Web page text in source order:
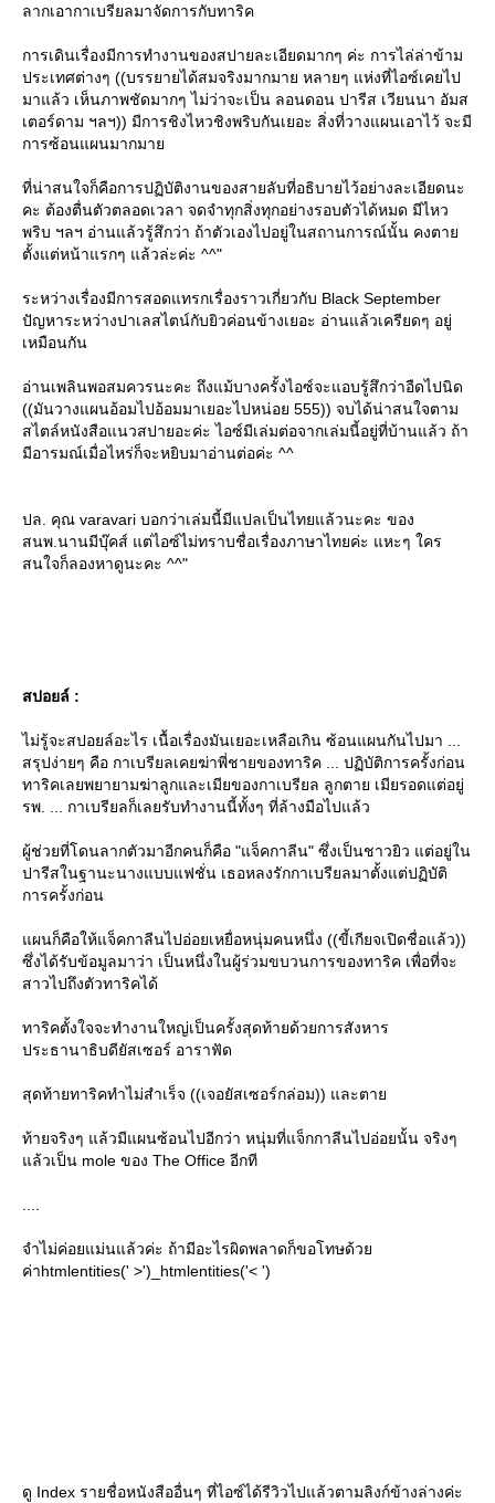
ลากเอากาเบรียลมาจัดการกับทาริค
การเดินเรื่องมีการทำงานของสปายละเอียดมากๆ ค่ะ การไล่ล่าข้าม
ประเทศต่างๆ ((บรรยายได้สมจริงมากมาย หลายๆ แห่งที่ไอซ์เคยไป
มาแล้ว เห็นภาพชัดมากๆ ไม่ว่าจะเป็น ลอนดอน ปารีส เวียนนา อัมส
เตอร์ดาม ฯลฯ)) มีการชิงไหวชิงพริบกันเยอะ สิ่งที่วางแผนเอาไว้ จะมี
การซ้อนแผนมากมา
ที่น่าสนใจก็คือการปฏิบัติงานของสายลับที่อธิบายไว้อย่างละเอียดนะ
คะ ต้องตื่นตัวตลอดเวลา จดจำทุกสิ่งทุกอย่างรอบตัวได้หมด มีไหว
พริบ ฯลฯ อ่านแล้วรู้สึกว่า ถ้าตัวเองไปอยู่ในสถานการณ์นั้น คงตา
ตั้งแต่หน้าแรกๆ แล้วล่ะค่ะ ^^"
ระหว่างเรื่องมีการสอดแทรกเรื่องราวเกี่ยวกับ Black September
ปัญหาระหว่างปาเลสไตน์กับยิวค่อนข้างเยอะ อ่านแล้วเครียดๆ อยู่
เหมือนกัน
อ่านเพลินพอสมควรนะคะ ถึงแม้บางครั้งไอซ์จะแอบรู้สึกว่าอืดไปนิด
((มันวางแผนอ้อมไปอ้อมมาเยอะไปหน่อย 555)) จบได้น่าสนใจตาม
สไตล์หนังสือแนวสปายอะค่ะ ไอซ์มีเล่มต่อจากเล่มนี้อยู่ที่บ้านแล้ว ถ้า
มีอารมณ์เมื่อไหร่ก็จะหยิบมาอ่านต่อค่ะ ^^
ปล. คุณ varavari บอกว่าเล่มนี้มีแปลเป็นไทยแล้วนะคะ ของ
สนพ.นานมีบุ๊คส์ แต่ไอซ์ไม่ทราบชื่อเรื่องภาษาไทยค่ะ แหะๆ ใคร
สนใจก็ลองหาดูนะคะ ^^"
สปอยล์ :
ไม่รู้จะสปอยล์อะไร เนื้อเรื่องมันเยอะเหลือเกิน ซ้อนแผนกันไปมา ...
สรุปง่ายๆ คือ กาเบรียลเคยฆ่าพี่ชายของทาริค ... ปฏิบัติการครั้งก่อน
ทาริคเลยพยายามฆ่าลูกและเมียของกาเบรียล ลูกตาย เมียรอดแต่อยู่
รพ. ... กาเบรียลก็เลยรับทำงานนี้ทั้งๆ ที่ล้างมือไปแล้ว
ผู้ช่วยที่โดนลากตัวมาอีกคนก็คือ "แจ็คกาลีน" ซึ่งเป็นชาวยิว แต่อยู่ใน
ปารีสในฐานะนางแบบแฟชั่น เธอหลงรักกาเบรียลมาตั้งแต่ปฏิบัติ
การครั้งก่อน
ผนก็คือให้แจ็คกาลีนไปอ่อยเหยื่อหนุ่มคนหนึ่ง ((ขี้เกียจเปิดชื่อแล้ว))
ซึ่งได้รับข้อมูลมาว่า เป็นหนึ่งในผู้ร่วมขบวนการของทาริค เพื่อที่จะ
สาวไปถึงตัวทาริคได้
ทาริคตั้งใจจะทำงานใหญ่เป็นครั้งสุดท้ายด้วยการสังหาร
ประธานาธิบดียัสเซอร์ อาราฟัด
สุดท้ายทาริคทำไม่สำเร็จ ((เจอยัสเซอร์กล่อม)) และตา
ท้ายจริงๆ แล้วมีแผนซ้อนไปอีกว่า หนุ่มที่แจ็กกาลีนไปอ่อยนั้น จริงๆ
ล้วเป็น mole ของ The Office อีกที
จำไม่ค่อยแม่นแล้วค่ะ ถ้ามีอะไรผิดพลาดก็ขอโทษด้ว
ค่าhtmlentities(' >')_htmlentities('< ')
ดู Index รายชื่อหนังสืออื่นๆ ที่ไอซ์ได้รีวิวไปแล้วตามลิงก์ข้างล่างค่ะ